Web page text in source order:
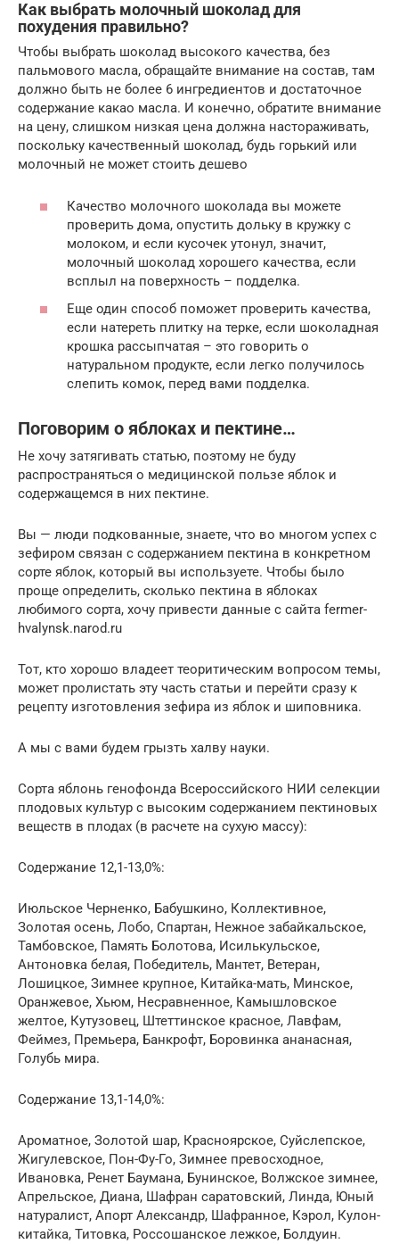
Как выбрать молочный шоколад для
похудения правильно?
Чтобы выбрать шоколад высокого качества, без
пальмового масла, обращайте внимание на состав, там
должно быть не более 6 ингредиентов и достаточное
содержание какао масла. И конечно, обратите внимание
на цену, слишком низкая цена должна настораживать,
поскольку качественный шоколад, будь горький или
молочный не может стоить дешево
Качество молочного шоколада вы можете
проверить дома, опустить дольку в кружку с
молоком, и если кусочек утонул, значит,
молочный шоколад хорошего качества, если
всплыл на поверхность – подделка.
Еще один способ поможет проверить качества,
если натереть плитку на терке, если шоколадная
крошка рассыпчатая – это говорить о
натуральном продукте, если легко получилось
слепить комок, перед вами подделка.
Поговорим о яблоках и пектине…
Не хочу затягивать статью, поэтому не буду
распространяться о медицинской пользе яблок и
содержащемся в них пектине.
Вы — люди подкованные, знаете, что во многом успех с
зефиром связан с содержанием пектина в конкретном
сорте яблок, который вы используете. Чтобы было
проще определить, сколько пектина в яблоках
любимого сорта, хочу привести данные с сайта fermer-
hvalynsk.narod.ru
Тот, кто хорошо владеет теоритическим вопросом темы,
может пролистать эту часть статьи и перейти сразу к
рецепту изготовления зефира из яблок и шиповника.
А мы с вами будем грызть халву науки.
Сорта яблонь генофонда Всероссийского НИИ селекции
плодовых культур с высоким содержанием пектиновых
веществ в плодах (в расчете на сухую массу):
Содержание 12,1-13,0%:
Июльское Черненко, Бабушкино, Коллективное,
Золотая осень, Лобо, Спартан, Нежное забайкальское,
Тамбовское, Память Болотова, Исилькульское,
Антоновка белая, Победитель, Мантет, Ветеран,
Лошицкое, Зимнее крупное, Китайка-мать, Минское,
Оранжевое, Хьюм, Несравненное, Камышловское
желтое, Кутузовец, Штеттинское красное, Лавфам,
Феймез, Премьера, Банкрофт, Боровинка ананасная,
Голубь мира.
Содержание 13,1-14,0%:
Ароматное, Золотой шар, Красноярское, Суйслепское,
Жигулевское, Пон-Фу-Го, Зимнее превосходное,
Ивановка, Ренет Баумана, Бунинское, Волжское зимнее,
Апрельское, Диана, Шафран саратовский, Линда, Юный
натуралист, Апорт Александр, Шафранное, Кэрол, Кулон-
китайка, Титовка, Россошанское лежкое, Болдуин.